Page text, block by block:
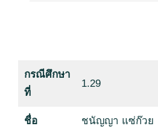
กรณีศึกษา
ที่
1.29
ชื่อ ชนัญญา แซ่ก๊วย